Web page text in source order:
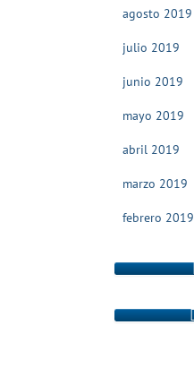
agosto 2019
julio 2019
junio 2019
mayo 2019
abril 2019
marzo 2019
febrero 2019